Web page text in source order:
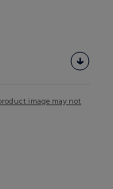
image may not